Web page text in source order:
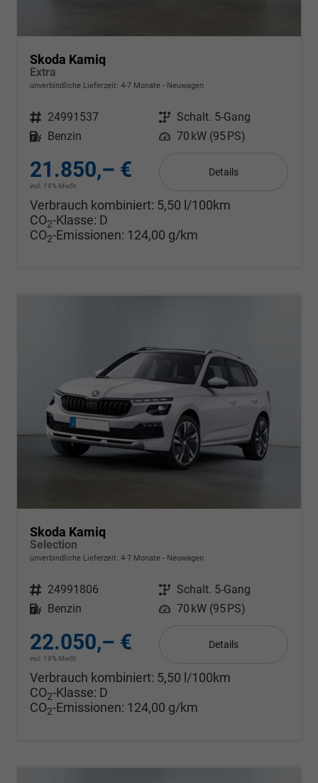
Skoda Kamiq
Extra
unverbindliche Lieferzeit: 4-7 Monate Neuwagen
Fahrzeugnr. 24991537 Getriebe Schalt. 5-Gang
Kraftstoff
Benzin Leistung 70 kW (95 PS)
21.850,– €
incl. 19% MwSt.
Details
Verbrauch kombiniert: 5,50 l/100km
CO2-Klasse: D
CO2-Emissionen: 124,00 g/km
Skoda Kamiq
Selection
unverbindliche Lieferzeit: 4-7 Monate Neuwagen
Fahrzeugnr. 24991806 Getriebe Schalt. 5-Gang
Kraftstoff
Benzin Leistung 70 kW (95 PS)
22.050,– €
incl. 19% MwSt.
Details
Verbrauch kombiniert: 5,50 l/100km
CO2-Klasse: D
CO2-Emissionen: 124,00 g/km